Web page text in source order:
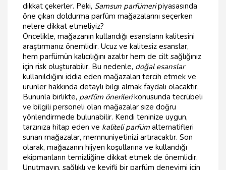
dikkat çekerler. Peki, Samsun parfümeripiyasasında
öne çıkan doldurma parfüm mağazalarını seçerken
nelere dikkat etmeliyiz?
Öncelikle, mağazanın kullandığı esansların kalitesini
araştırmanız önemlidir. Ucuz ve kalitesiz esanslar,
hem parfümün kalıcılığını azaltır hem de cilt sağlığınız
için risk oluşturabilir. Bu nedenle, doğal esanslar
kullanıldığını iddia eden mağazaları tercih etmek ve
ürünler hakkında detaylı bilgi almak faydalı olacaktır.
Bununla birlikte, parfüm önerilerikonusunda tecrübeli
ve bilgili personeli olan mağazalar size doğru
yönlendirmede bulunabilir. Kendi teninize uygun,
tarzınıza hitap eden ve kaliteli parfüm alternatifleri
sunan mağazalar, memnuniyetinizi artıracaktır. Son
olarak, mağazanın hijyen koşullarına ve kullandığı
ekipmanların temizliğine dikkat etmek de önemlidir.
Unutmayın, sağlıklı ve keyifli bir parfüm deneyimi için